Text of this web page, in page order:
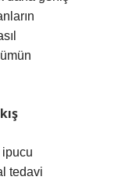
tedavi